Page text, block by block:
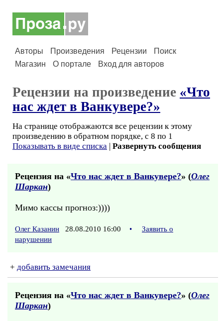
Авторы Произведения Рецензии
Поиск
Магазин
О портале Вход для авторов
Рецензии на произведение «Что
нас ждет в Ванкувере?»
На странице отображаются все рецензии к этому
произведению в обратном порядке, с 8 по 1
Показывать в виде списка | Развернуть сообщения
Рецензия на «Что нас ждет в Ванкувере?» (Олег
Шаркан)
Мимо кассы прогноз:))))
Олег Казанин 28.08.2010 16:00 •
Заявить о
нарушении
+ добавить замечания
Рецензия на «Что нас ждет в Ванкувере?» (Олег
Шаркан)